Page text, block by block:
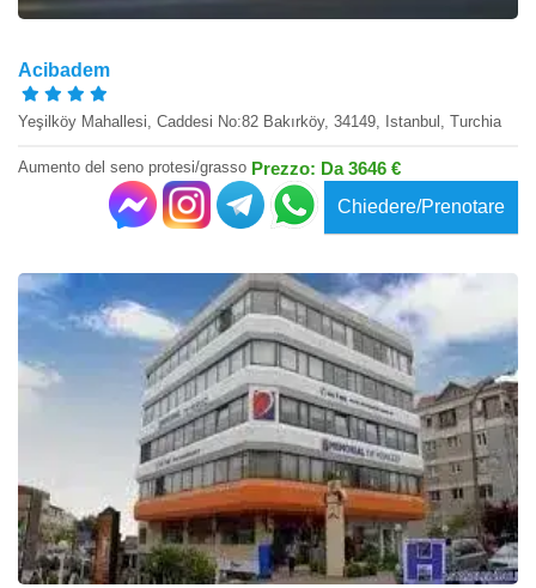
Acibadem
Yeşilköy Mahallesi, Caddesi No:82 Bakırköy, 34149, Istanbul, Turchia
Aumento del seno protesi/grasso Prezzo: Da 3646 €
Chiedere/Prenotare